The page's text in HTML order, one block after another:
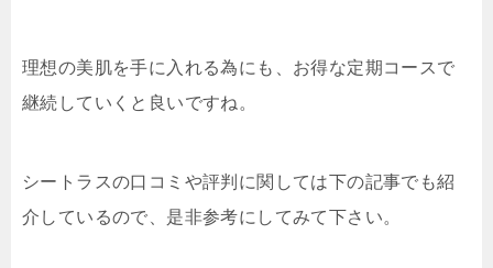
理想の美肌を手に入れる為にも、お得な定期コースで
継続していくと良いですね。
シートラスの口コミや評判に関しては下の記事でも紹
介しているので、是非参考にしてみて下さい。